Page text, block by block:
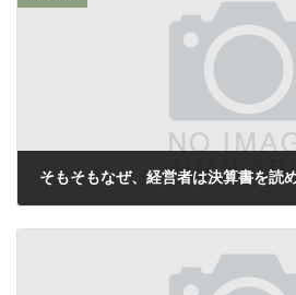
そもそもなぜ、経営者は決算書を読